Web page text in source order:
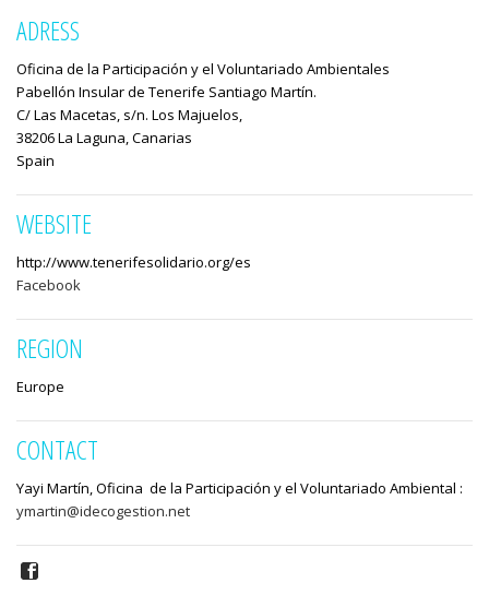
ADRESS
Oficina de la Participación y el Voluntariado Ambientales
Pabellón Insular de Tenerife Santiago Martín.
C/ Las Macetas, s/n. Los Majuelos,
38206 La Laguna, Canarias
Spain
WEBSITE
http://www.tenerifesolidario.org/es
Facebook
REGION
Europe
CONTACT
Yayi Martín, Oficina de la Participación y el Voluntariado Ambiental :
ymartin@idecogestion.net